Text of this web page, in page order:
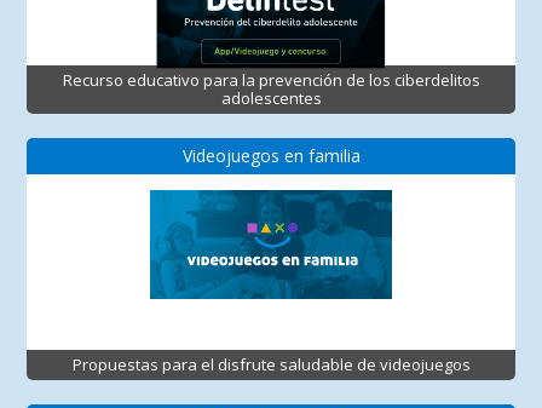
Recurso educativo para la prevención de los ciberdelitos
adolescentes
Videojuegos en familia
Propuestas para el disfrute saludable de videojuegos